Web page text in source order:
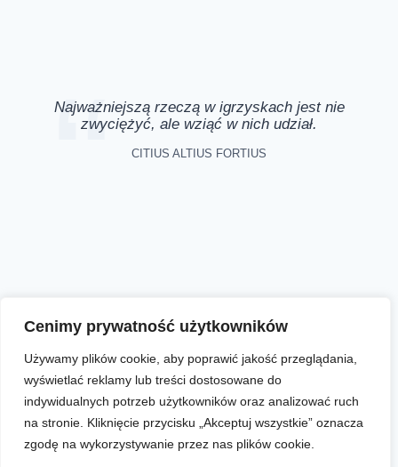
Cenimy prywatność użytkowników
Używamy plików cookie, aby poprawić jakość przeglądania,
wyświetlać reklamy lub treści dostosowane do
indywidualnych potrzeb użytkowników oraz analizować ruch
na stronie. Kliknięcie przycisku „Akceptuj wszystkie” oznacza
zgodę na wykorzystywanie przez nas plików cookie.
Najważniejszą rzeczą w igrzyskach jest nie
zwyciężyć, ale wziąć w nich udział.
CITIUS ALTIUS FORTIUS